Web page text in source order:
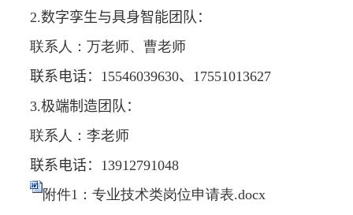
2.数字孪生与具身智能团队：
联系人：万老师、曹老师
联系电话： 15546039630、 17551013627
3.极端制造团队：
联系人：李老师
联系电话： 13912791048
附件1：专业技术类岗位申请表.docx